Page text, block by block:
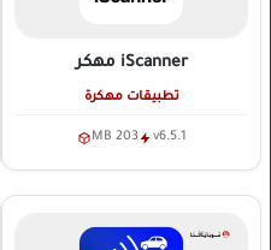
iScanner مهكر
تطبيقات مهكرة
v6.5.1
203 MB